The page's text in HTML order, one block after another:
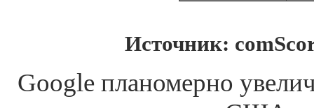
Источник:
Google планомерно